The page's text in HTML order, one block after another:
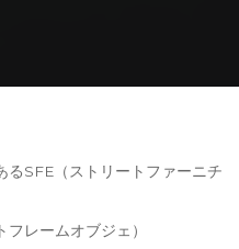
るSFE（ストリートファーニチ
フレームオブジェ）